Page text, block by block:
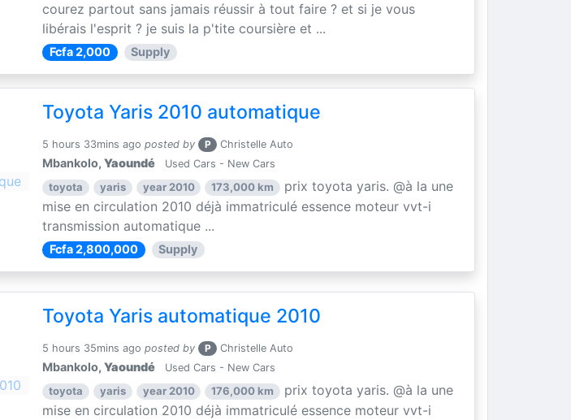
courez partout sans jamais réussir à tout faire ? et si je vous
libérais l'esprit ? je suis la p'tite coursière et ...
Fcfa 2,000 Supply
Toyota Yaris 2010 automatique
5 hours 33mins ago posted by P Christelle Auto
Mbankolo,Yaoundé Used Cars - New Cars
toyota yaris year 2010 173,000 km
prix toyota yaris. @à la une
mise en circulation 2010 déjà immatriculé essence moteur vvt-i
transmission automatique ...
Fcfa 2,800,000 Supply
Toyota Yaris automatique 2010
5 hours 35mins ago posted by P Christelle Auto
Mbankolo,Yaoundé Used Cars - New Cars
toyota yaris year 2010 176,000 km
prix toyota yaris. @à la une
mise en circulation 2010 déjà immatriculé essence moteur vvt-i